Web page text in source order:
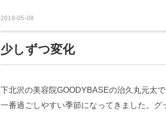
2018-05-08
少しずつ変化
下北沢の美容院GOODYBASEの治久丸元太
一番過ごしやすい季節になってきました。